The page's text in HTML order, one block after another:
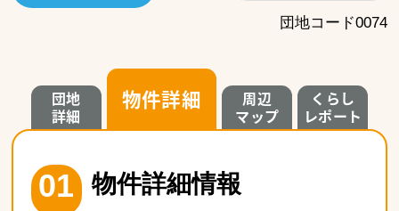
団地コード0074
団地
詳細
物件詳細
周辺
マップ
くらし
レポート
01 物件詳細情報